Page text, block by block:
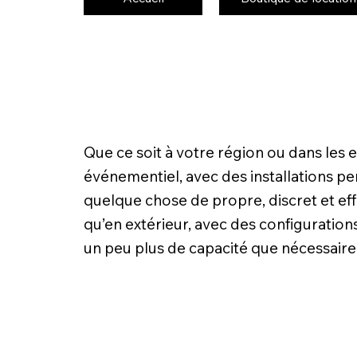
Que ce soit à votre région ou dans
événementiel, avec des installations
quelque chose de propre, discret et
qu’en extérieur, avec des
un peu plus de capacité que